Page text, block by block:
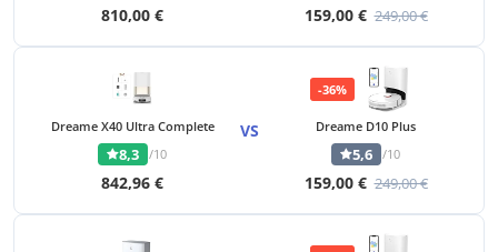
810,00 € 159,00 € 249,00 €
Dreame X40 Ultra Complete
8,3 /10
842,96 €
VS
-36%
Dreame D10 Plus
5,6 /10
159,00 € 249,00 €